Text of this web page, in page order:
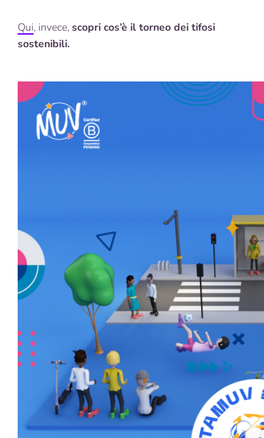
Qui, invece, scopri cos’è il torneo dei tifosi
sostenibili.